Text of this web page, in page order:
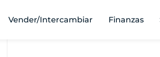
Vender/Intercambiar Finanzas